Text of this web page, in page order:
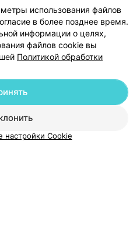
компанию
использования файлов
в более позднее время.
информации о целях,
файлов cookie вы
Политикой обработки
настройки Cookie